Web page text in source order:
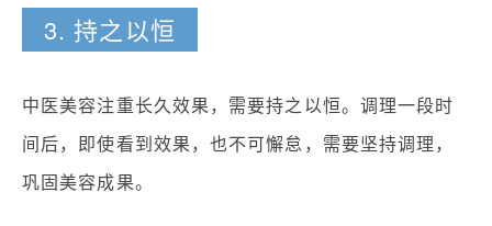
3. 持之以恒
中医美容注重长久效果，需要持之以恒。调理一段时
间后，即使看到效果，也不可懈怠，需要坚持调理，
巩固美容成果。